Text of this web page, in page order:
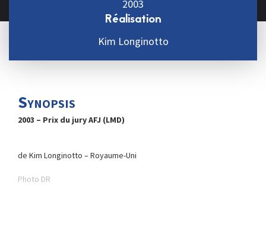
2003
Réalisation
Kim Longinotto
Synopsis
2003 – Prix du jury AFJ (LMD)
de Kim Longinotto – Royaume-Uni
Photo DR